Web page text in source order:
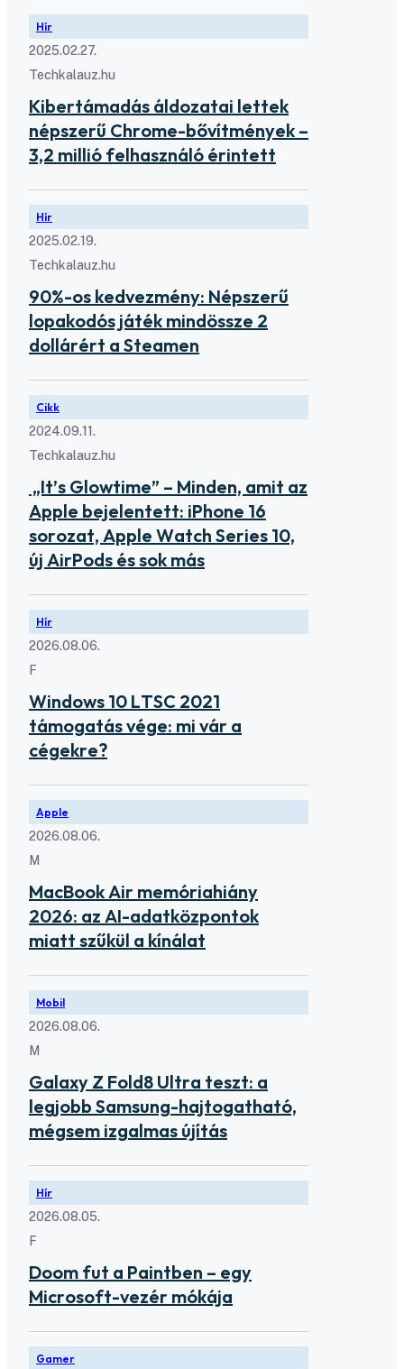
Hír
2025.02.27.
Techkalauz.hu
Kibertámadás áldozatai lettek
népszerű Chrome-bővítmények –
3,2 millió felhasználó érintett
Hír
2025.02.19.
Techkalauz.hu
90%-os kedvezmény: Népszerű
lopakodós játék mindössze 2
dollárért a Steamen
Cikk
2024.09.11.
Techkalauz.hu
„It’s Glowtime” – Minden, amit az
Apple bejelentett: iPhone 16
sorozat, Apple Watch Series 10,
új AirPods és sok más
Hír
2026.08.06.
F
Windows 10 LTSC 2021
támogatás vége: mi vár a
cégekre?
Apple
2026.08.06.
M
MacBook Air memóriahiány
2026: az AI-adatközpontok
miatt szűkül a kínálat
Mobil
2026.08.06.
M
Galaxy Z Fold8 Ultra teszt: a
legjobb Samsung-hajtogatható,
mégsem izgalmas újítás
Hír
2026.08.05.
F
Doom fut a Paintben – egy
Microsoft-vezér mókája
Gamer